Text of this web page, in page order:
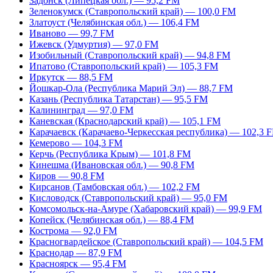
Зеленокумск (Ставропольский край) — 100,0 FM
Златоуст (Челябинская обл.) — 106,4 FM
Иваново — 99,7 FM
Ижевск (Удмуртия) — 97,0 FM
Изобильный (Ставропольский край) — 94,8 FM
Ипатово (Ставропольский край) — 105,3 FM
Иркутск — 88,5 FM
Йошкар-Ола (Республика Марий Эл) — 88,7 FM
Казань (Республика Татарстан) — 95,5 FM
Калининград — 97,0 FM
Каневская (Краснодарский край) — 105,1 FM
Карачаевск (Карачаево-Черкесская республика) — 102,3
Кемерово — 104,3 FM
Керчь (Республика Крым) — 101,8 FM
Кинешма (Ивановская обл.) — 90,8 FM
Киров — 90,8 FM
Кирсанов (Тамбовская обл.) — 102,2 FM
Кисловодск (Ставропольский край) — 95,0 FM
Комсомольск-на-Амуре (Хабаровский край) — 99,9 FM
Копейск (Челябинская обл.) — 88,4 FM
Кострома — 92,0 FM
Красногвардейское (Ставропольский край) — 104,5 FM
Краснодар — 87,9 FM
Красноярск — 95,4 FM